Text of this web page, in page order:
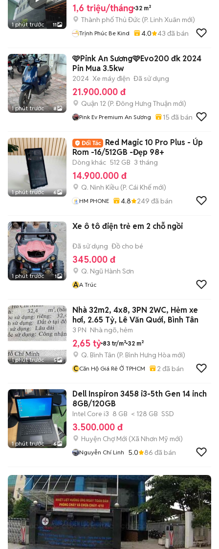
1 phút trước 11
1,6 triệu/tháng 32 m²
Thành phố Thủ Đức (P. Linh Xuân mới)
Trịnh Phúc Be Kind 4.0 43 đã bán
1 phút trước 8
🩷Pink An Sương🩷Evo200 đk 2024
Pin Mua 3.5kw
2024 Xe máy điện Đã sử dụng
21.900.000 đ
Quận 12 (P. Đông Hưng Thuận mới)
Pink Ev Premium An Sương 15 đã bán
1 phút trước 6
Red Magic 10 Pro Plus - Úp
Rom -16/512GB -Đẹp 98+
Dòng khác 512 GB 3 tháng
14.900.000 đ
Q. Ninh Kiều (P. Cái Khế mới)
HM PHONE 4.8 249 đã bán
1 phút trước 1
Xe ô tô điện trẻ em 2 chỗ ngồi
Đã sử dụng Đồ cho bé
345.000 đ
Q. Ngũ Hành Sơn
AA Trúc
1 phút trước 5
Nhà 32m2, 4x8, 3PN 2WC, Hẻm xe
hơi, 2.65 Tỷ, Lê Văn Quới, Bình Tân
3 PN Nhà ngõ, hẻm
2,65 tỷ 83 tr/m² 32 m²
Q. Bình Tân (P. Bình Hưng Hòa mới)
CCăn Hộ Giá Rẻ Ở TPHCM 2 đã bán
1 phút trước 6
Dell Inspiron 3458 i3-5th Gen 14 inch
8GB/120GB
Intel Core i3 8 GB < 128 GB SSD
3.500.000 đ
Huyện Chợ Mới (Xã Nhơn Mỹ mới)
Nguyễn Chí Linh 5.0 86 đã bán